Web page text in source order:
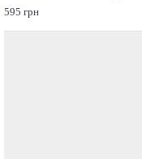
595 грн